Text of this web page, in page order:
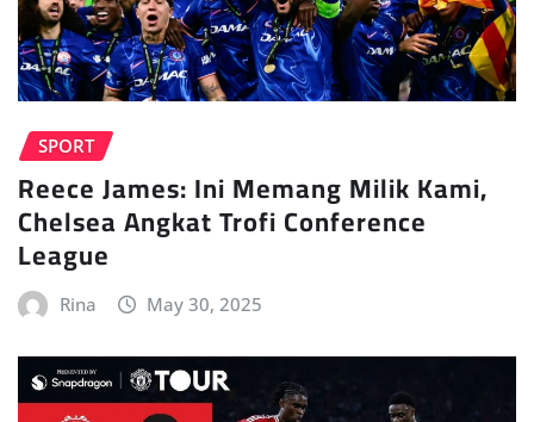
SPORT
Reece James: Ini Memang Milik Kami,
Chelsea Angkat Trofi Conference
League
Rina May 30, 2025